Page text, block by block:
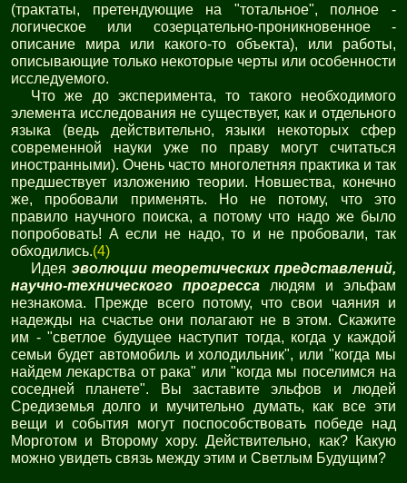
(трактаты, претендующие на "тотальное", полное -
логическое или созерцательно-проникновенное -
описание мира или какого-то объекта), или работы,
описывающие только некоторые черты или особенности
исследуемого.
Что же до эксперимента, то такого необходимого
элемента исследования не существует, как и отдельного
языка (ведь действительно, языки некоторых сфер
современной науки уже по праву могут считаться
иностранными). Очень часто многолетняя практика и так
предшествует изложению теории. Новшества, конечно
же, пробовали применять. Но не потому, что это
правило научного поиска, а потому что надо же было
попробовать! А если не надо, то и не пробовали, так
обходились.(4)
Идея эволюции теоретических представлений,
научно-технического прогресса людям и эльфам
незнакома. Прежде всего потому, что свои чаяния и
надежды на счастье они полагают не в этом. Скажите
им - "светлое будущее наступит тогда, когда у каждой
семьи будет автомобиль и холодильник", или "когда мы
найдем лекарства от рака" или "когда мы поселимся на
соседней планете". Вы заставите эльфов и людей
Средиземья долго и мучительно думать, как все эти
вещи и события могут поспособствовать победе над
Морготом и Второму хору. Действительно, как? Какую
можно увидеть связь между этим и Светлым Будущим?